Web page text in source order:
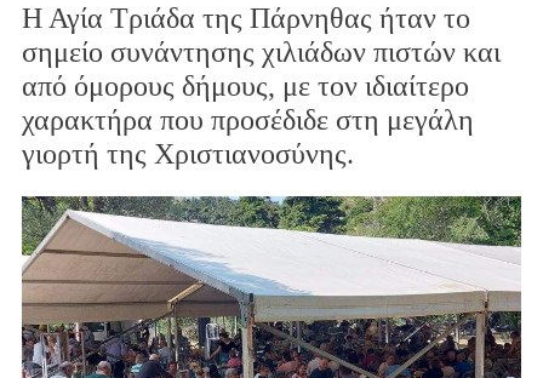
Η Αγία Τριάδα της Πάρνηθας ήταν το
σημείο συνάντησης χιλιάδων πιστών και
από όμορους δήμους, με τον ιδιαίτερο
χαρακτήρα που προσέδιδε στη μεγάλη
γιορτή της Χριστιανοσύνης.